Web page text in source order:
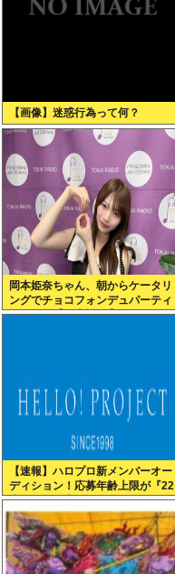
【画像】迷惑行為って何？
岡本姫奈ちゃん、朝からケータリ
ングでチョコフォンデュパーティ
ー！！！【乃木坂46】
【速報】ハロプロ新メンバーオー
ディション！応募年齢上限が『22
歳』に引き上げられる